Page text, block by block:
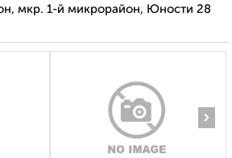
мкр. 1-й микрорайон, Юности 28
›